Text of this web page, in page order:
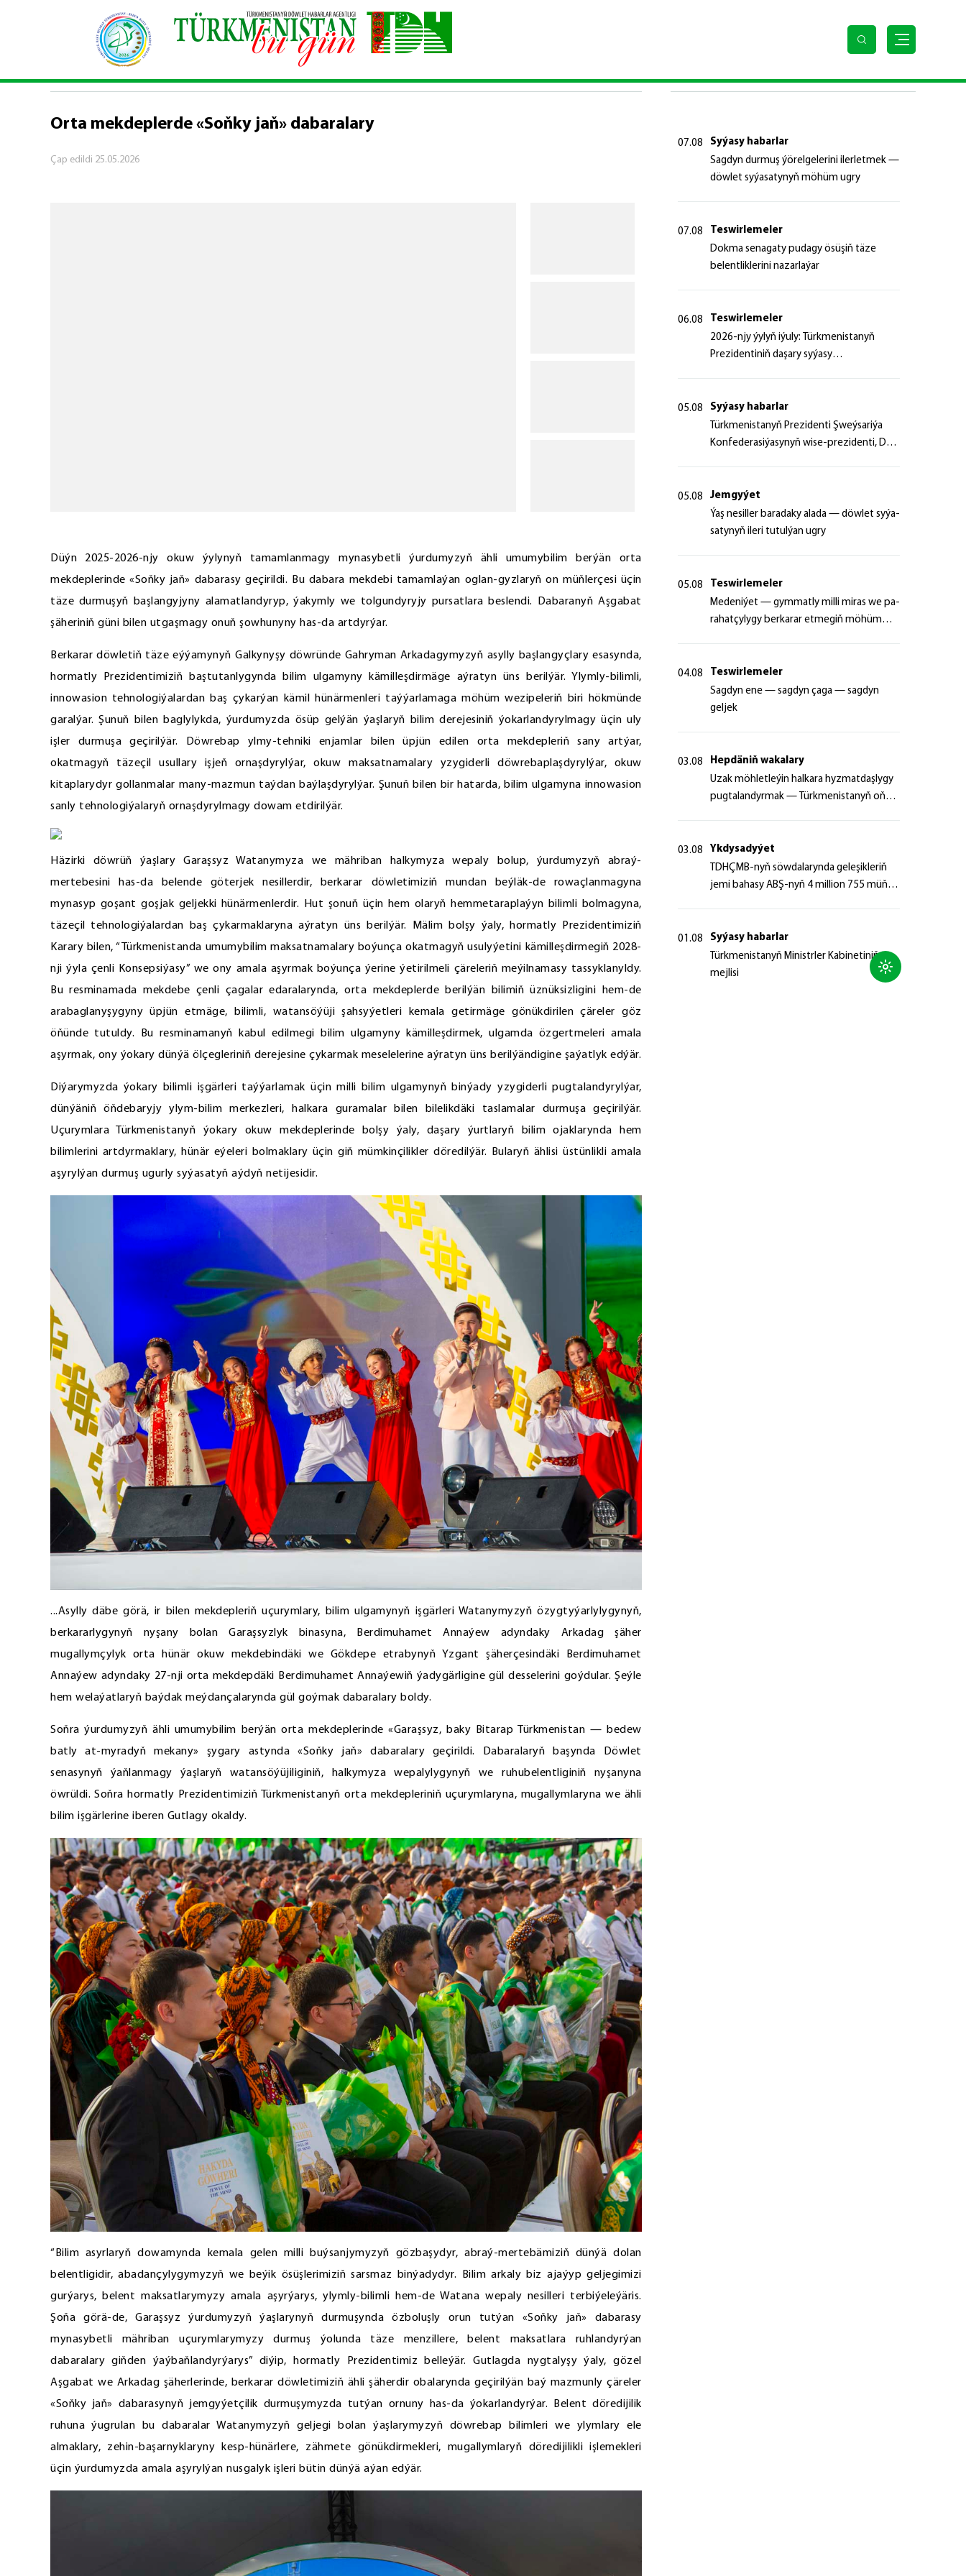
Baş sahypa \ Jemgyýet Orta mekdeplerde «Soňky jaň» dabaralary
JEMGYÝET
Orta mekdeplerde «Soňky jaň» dabaralary
Çap edildi 25.05.2026
Düýn 2025-2026-njy okuw ýylynyň tamamlanmagy mynasybetli ýurdumyzyň ähli umumybilim berýän orta
mekdeplerinde «Soňky jaň» dabarasy geçirildi. Bu dabara mekdebi tamamlaýan oglan-gyzlaryň on müňlerçesi üçin
täze durmuşyň başlangyjyny alamatlandyryp, ýakymly we tolgundyryjy pursatlara beslendi. Dabaranyň Aşgabat
şäheriniň güni bilen utgaşmagy onuň şowhunyny has-da artdyrýar.
Berkarar döwletiň täze eýýamynyň Galkynyşy döwründe Gahryman Arkadagymyzyň asylly başlangyçlary esasynda,
hormatly Prezidentimiziň baştutanlygynda bilim ulgamyny kämilleşdirmäge aýratyn üns berilýär. Ylymly-bilimli,
innowasion tehnologiýalardan baş çykarýan kämil hünärmenleri taýýarlamaga möhüm wezipeleriň biri hökmünde
garalýar. Şunuň bilen baglylykda, ýurdumyzda ösüp gelýän ýaşlaryň bilim derejesiniň ýokarlandyrylmagy üçin uly
işler durmuşa geçirilýär. Döwrebap ylmy-tehniki enjamlar bilen üpjün edilen orta mekdepleriň sany artýar,
okatmagyň täzeçil usullary işjeň ornaşdyrylýar, okuw maksatnamalary yzygiderli döwrebaplaşdyrylýar, okuw
kitaplarydyr gollanmalar many-mazmun taýdan baýlaşdyrylýar. Şunuň bilen bir hatarda, bilim ulgamyna innowasion
sanly tehnologiýalaryň ornaşdyrylmagy dowam etdirilýär.
Häzirki döwrüň ýaşlary Garaşsyz Watanymyza we mähriban halkymyza wepaly bolup, ýurdumyzyň abraý-
mertebesini has-da belende göterjek nesillerdir, berkarar döwletimiziň mundan beýläk-de rowaçlanmagyna
mynasyp goşant goşjak geljekki hünärmenlerdir. Hut şonuň üçin hem olaryň hemmetaraplaýyn bilimli bolmagyna,
täzeçil tehnologiýalardan baş çykarmaklaryna aýratyn üns berilýär. Mälim bolşy ýaly, hormatly Prezidentimiziň
Karary bilen, “Türkmenistanda umumybilim maksatnamalary boýunça okatmagyň usulyýetini kämilleşdirmegiň 2028-
nji ýyla çenli Konsepsiýasy” we ony amala aşyrmak boýunça ýerine ýetirilmeli çäreleriň meýilnamasy tassyklanyldy.
Bu resminamada mekdebe çenli çagalar edaralarynda, orta mekdeplerde berilýän bilimiň üznüksizligini hem-de
arabaglanyşygyny üpjün etmäge, bilimli, watansöýüji şahsyýetleri kemala getirmäge gönükdirilen çäreler göz
öňünde tutuldy. Bu resminamanyň kabul edilmegi bilim ulgamyny kämilleşdirmek, ulgamda özgertmeleri amala
aşyrmak, ony ýokary dünýä ölçegleriniň derejesine çykarmak meselelerine aýratyn üns berilýändigine şaýatlyk edýär.
Diýarymyzda ýokary bilimli işgärleri taýýarlamak üçin milli bilim ulgamynyň binýady yzygiderli pugtalandyrylýar,
dünýäniň öňdebaryjy ylym-bilim merkezleri, halkara guramalar bilen bilelikdäki taslamalar durmuşa geçirilýär.
Uçurymlara Türkmenistanyň ýokary okuw mekdeplerinde bolşy ýaly, daşary ýurtlaryň bilim ojaklarynda hem
bilimlerini artdyrmaklary, hünär eýeleri bolmaklary üçin giň mümkinçilikler döredilýär. Bularyň ählisi üstünlikli amala
aşyrylýan durmuş ugurly syýasatyň aýdyň netijesidir.
...Asylly däbe görä, ir bilen mekdepleriň uçurymlary, bilim ulgamynyň işgärleri Watanymyzyň özygtyýarlylygynyň,
berkararlygynyň nyşany bolan Garaşsyzlyk binasyna, Berdimuhamet Annaýew adyndaky Arkadag şäher
mugallymçylyk orta hünär okuw mekdebindäki we Gökdepe etrabynyň Yzgant şäherçesindäki Berdimuhamet
Annaýew adyndaky 27-nji orta mekdepdäki Berdimuhamet Annaýewiň ýadygärligine gül desselerini goýdular. Şeýle
hem welaýatlaryň baýdak meýdançalarynda gül goýmak dabaralary boldy.
Soňra ýurdumyzyň ähli umumybilim berýän orta mekdeplerinde «Garaşsyz, baky Bitarap Türkmenistan — bedew
batly at-myradyň mekany» şygary astynda «Soňky jaň» dabaralary geçirildi. Dabaralaryň başynda Döwlet
senasynyň ýaňlanmagy ýaşlaryň watansöýüjiliginiň, halkymyza wepalylygynyň we ruhubelentliginiň nyşanyna
öwrüldi. Soňra hormatly Prezidentimiziň Türkmenistanyň orta mekdepleriniň uçurymlaryna, mugallymlaryna we ähli
bilim işgärlerine iberen Gutlagy okaldy.
“Bilim asyrlaryň dowamynda kemala gelen milli buýsanjymyzyň gözbaşydyr, abraý-mertebämiziň dünýä dolan
belentligidir, abadançylygymyzyň we beýik ösüşlerimiziň sarsmaz binýadydyr. Bilim arkaly biz ajaýyp geljegimizi
gurýarys, belent maksatlarymyzy amala aşyrýarys, ylymly-bilimli hem-de Watana wepaly nesilleri terbiýeleýäris.
Şoňa görä-de, Garaşsyz ýurdumyzyň ýaşlarynyň durmuşynda özboluşly orun tutýan «Soňky jaň» dabarasy
mynasybetli mähriban uçurymlarymyzy durmuş ýolunda täze menzillere, belent maksatlara ruhlandyrýan
dabaralary giňden ýaýbaňlandyrýarys” diýip, hormatly Prezidentimiz belleýär. Gutlagda nygtalyşy ýaly, gözel
Aşgabat we Arkadag şäherlerinde, berkarar döwletimiziň ähli şäherdir obalarynda geçirilýän baý mazmunly çäreler
«Soňky jaň» dabarasynyň jemgyýetçilik durmuşymyzda tutýan ornuny has-da ýokarlandyrýar. Belent döredijilik
ruhuna ýugrulan bu dabaralar Watanymyzyň geljegi bolan ýaşlarymyzyň döwrebap bilimleri we ylymlary ele
almaklary, zehin-başarnyklaryny kesp-hünärlere, zähmete gönükdirmekleri, mugallymlaryň döredijilikli işlemekleri
üçin ýurdumyzda amala aşyrylýan nusgalyk işleri bütin dünýä aýan edýär.
07.08
Syýasy habarlar
Sagdyn durmuş ýörelgelerini ilerletmek —
döwlet syýasatynyň möhüm ugry
07.08
Teswirlemeler
Dokma senagaty pudagy ösüşiň täze
belentliklerini nazarlaýar
06.08
Teswirlemeler
2026-njy ýylyň iýuly: Türkmenistanyň
Prezidentiniň daşary syýasy
05.08
Syýasy habarlar
Türk­me­nis­ta­nyň Prezidenti Şweý­sa­ri­ýa
Kon­fe­de­ra­si­ýa­sy­nyň wi­se-prezidenti, Da­
05.08
Jemgyýet
Ýaş ne­sil­ler ba­ra­da­ky ala­da — döw­let sy­ýa­
sa­ty­nyň ile­ri tu­tul­ýan ug­ry
05.08
Teswirlemeler
Me­de­ni­ýet — gym­mat­ly milli mi­ras we pa­
ra­hat­çy­ly­gy ber­ka­rar et­me­giň mö­hüm
04.08
Teswirlemeler
Sagdyn ene — sagdyn çaga — sagdyn
geljek
03.08
Hepdäniň wakalary
Uzak möhletleýin halkara hyzmatdaşlygy
pugtalandyrmak — Türkmenistanyň oňyn
03.08
Ykdysadyýet
TDHÇMB-nyň söwdalarynda geleşikleriň
jemi bahasy ABŞ-nyň 4 million 755 müň
01.08
Syýasy habarlar
Türkmenistanyň Ministrler Kabinetiniň
mejlisi